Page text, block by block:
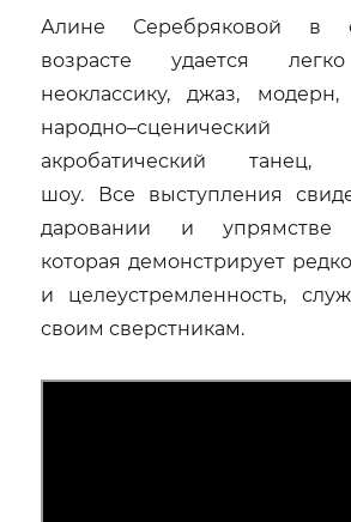
Алине Серебряковой в
возрасте удается
неоклассику, джаз, модерн,
акробатический танец,
шоу. Все выступления
даровании и упрямстве
которая демонстрирует
и целеустремленность,
своим сверстникам.